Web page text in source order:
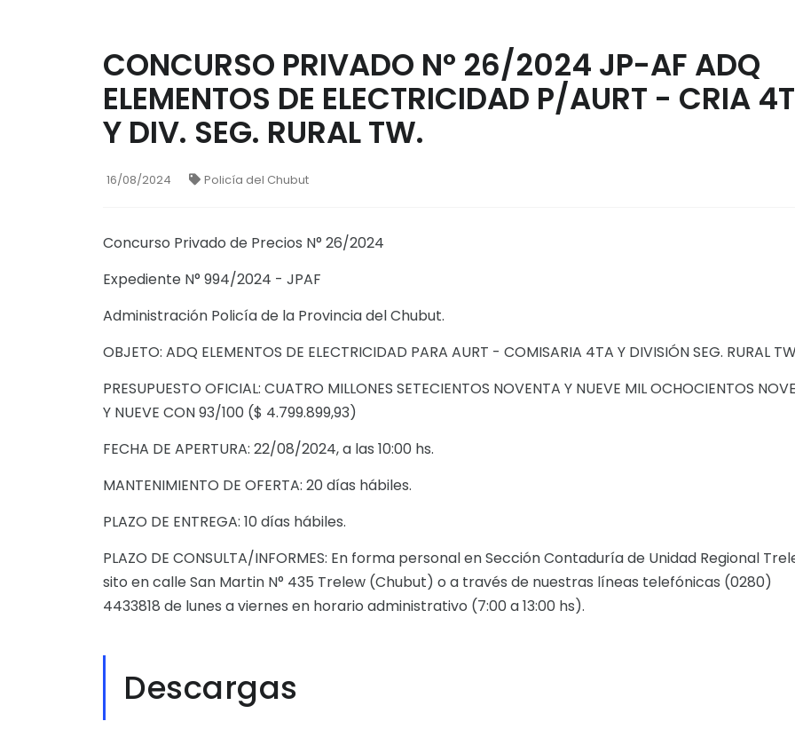
CONCURSO PRIVADO N° 26/2024 JP-AF ADQ
ELEMENTOS DE ELECTRICIDAD P/AURT - CRIA
Y DIV. SEG. RURAL TW.
16/08/2024 Policía del Chubut
Concurso Privado de Precios N° 26/2024
Expediente N° 994/2024 - JPAF
Administración Policía de la Provincia del Chubut.
OBJETO: ADQ ELEMENTOS DE ELECTRICIDAD PARA AURT - COMISARIA 4TA Y DIVISIÓN SEG. RURAL
PRESUPUESTO OFICIAL: CUATRO MILLONES SETECIENTOS NOVENTA Y NUEVE MIL OCHOCIENTOS
Y NUEVE CON 93/100 ($ 4.799.899,93)
FECHA DE APERTURA: 22/08/2024, a las 10:00 hs.
MANTENIMIENTO DE OFERTA: 20 días hábiles.
PLAZO DE ENTREGA: 10 días hábiles.
PLAZO DE CONSULTA/INFORMES: En forma personal en Sección Contaduría de Unidad Regional
sito en calle San Martin N° 435 Trelew (Chubut) o a través de nuestras líneas telefónicas (0280)
4433818 de lunes a viernes en horario administrativo (7:00 a 13:00 hs).
Descargas